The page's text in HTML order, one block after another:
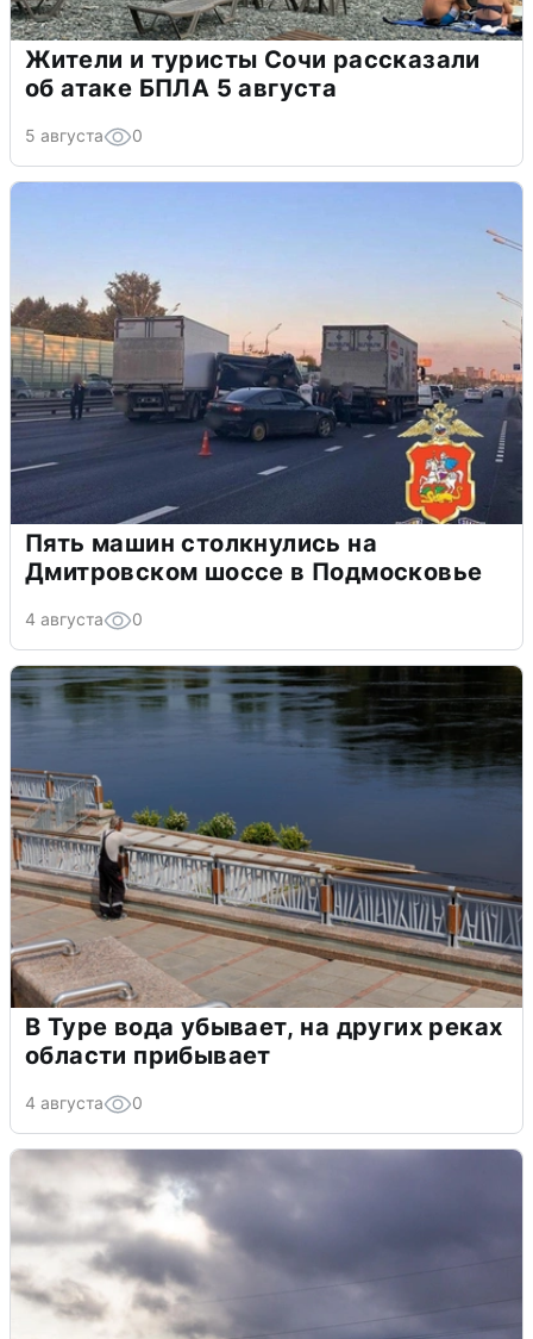
Жители и туристы Сочи рассказали
об атаке БПЛА 5 августа
5 августа 0
Пять машин столкнулись на
Дмитровском шоссе в Подмосковье
4 августа 0
В Туре вода убывает, на других реках
области прибывает
4 августа 0